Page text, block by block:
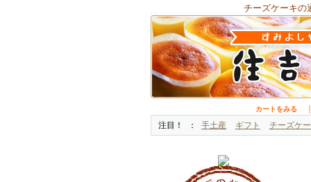
チーズケーキの
カートをみる
注目！
手土産 ギフト チーズケ